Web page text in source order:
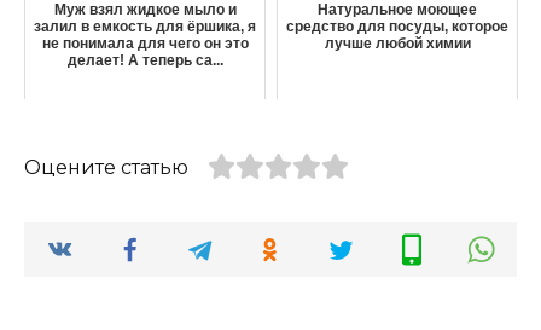
Муж взял жидкое мыло и
залил в емкость для ёршика, я
не понимала для чего он это
делает! А теперь са...
Натуральное моющее
средство для посуды, которое
лучше любой химии
Оцените статью